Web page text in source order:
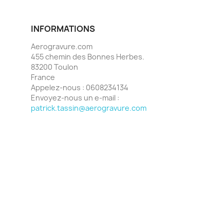
INFORMATIONS
Aerogravure.com
455 chemin des Bonnes Herbes.
83200 Toulon
France
Appelez-nous : 0608234134
Envoyez-nous un e-mail :
patrick.tassin@aerogravure.com